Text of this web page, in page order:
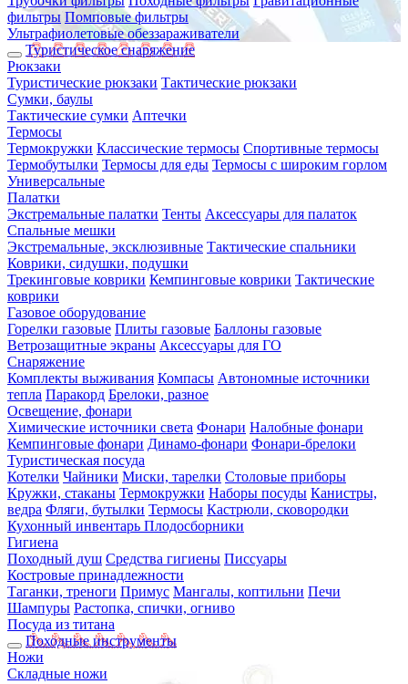
фильтры Помповые фильтры
Ультрафиолетовые обеззараживатели
Туристическое снаряжение
Рюкзаки
Туристические рюкзаки Тактические рюкзаки
Сумки, баулы
Тактические сумки Аптечки
Термосы
Термокружки Классические термосы Спортивные термосы
Термобутылки Термосы для еды Термосы с широким горлом
Универсальные
Палатки
Экстремальные палатки Тенты Аксессуары для палаток
Спальные мешки
Экстремальные, эксклюзивные Тактические спальники
Коврики, сидушки, подушки
Трекинговые коврики Кемпинговые коврики Тактические
коврики
Газовое оборудование
Горелки газовые Плиты газовые Баллоны газовые
Ветрозащитные экраны Аксессуары для ГО
Снаряжение
Комплекты выживания Компасы Автономные источники
тепла Паракорд Брелоки, разное
Освещение, фонари
Химические источники света Фонари Налобные фонари
Кемпинговые фонари Динамо-фонари Фонари-брелоки
Туристическая посуда
Котелки Чайники Миски, тарелки Столовые приборы
Кружки, стаканы Термокружки Наборы посуды Канистры,
ведра Фляги, бутылки Термосы Кастрюли, сковородки
Кухонный инвентарь Плодосборники
Гигиена
Походный душ Средства гигиены Писсуары
Костровые принадлежности
Таганки, треноги Примус Мангалы, коптильни Печи
Шампуры Растопка, спички, огниво
Посуда из титана
Походные инструменты
Ножи
Складные ножи